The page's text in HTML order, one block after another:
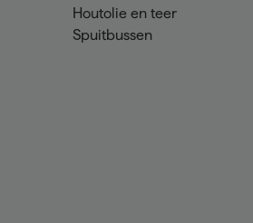
Houtolie en teer
Spuitbussen